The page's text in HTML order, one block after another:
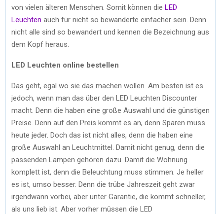
von vielen älteren Menschen. Somit können die LED
Leuchten auch für nicht so bewanderte einfacher sein. Denn
nicht alle sind so bewandert und kennen die Bezeichnung aus
dem Kopf heraus.
LED Leuchten online bestellen
Das geht, egal wo sie das machen wollen. Am besten ist es
jedoch, wenn man das über den LED Leuchten Discounter
macht. Denn die haben eine große Auswahl und die günstigen
Preise. Denn auf den Preis kommt es an, denn Sparen muss
heute jeder. Doch das ist nicht alles, denn die haben eine
große Auswahl an Leuchtmittel. Damit nicht genug, denn die
passenden Lampen gehören dazu. Damit die Wohnung
komplett ist, denn die Beleuchtung muss stimmen. Je heller
es ist, umso besser. Denn die trübe Jahreszeit geht zwar
irgendwann vorbei, aber unter Garantie, die kommt schneller,
als uns lieb ist. Aber vorher müssen die LED